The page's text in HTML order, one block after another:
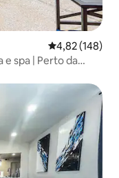
4,82 de uma
4,82 (148)
e spa | Perto da